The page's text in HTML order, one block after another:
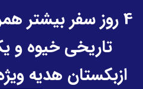
4 روز سفر بیشتر
تاریخی خیوه و
ازبکستان هدیه